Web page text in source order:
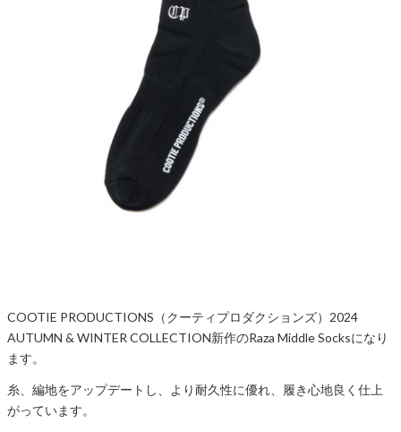
COOTIE PRODUCTIONS（クーティプロダクションズ）2024
AUTUMN & WINTER COLLECTION新作のRaza Middle Socksになり
ます。
糸、編地をアップデートし、より耐久性に優れ、履き心地良く仕上
がっています。